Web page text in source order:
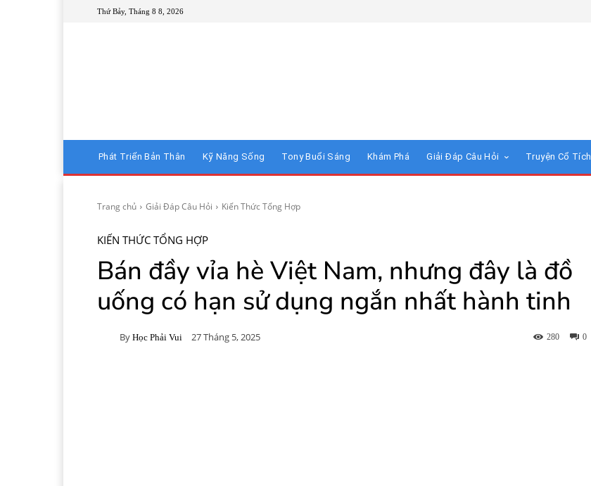
Thứ Bảy, Tháng 8 8, 2026
Phát Triển Bản Thân Kỹ Năng Sống Tony Buổi Sáng Khám Phá Giải Đáp Câu Hỏi Truyện Cổ Tích
Trang chủ Giải Đáp Câu Hỏi Kiến Thức Tổng Hợp
KIẾN THỨC TỔNG HỢP
Bán đầy vỉa hè Việt Nam, nhưng đây là đồ
uống có hạn sử dụng ngắn nhất hành tinh
By Học Phải Vui 27 Tháng 5, 2025 0
280